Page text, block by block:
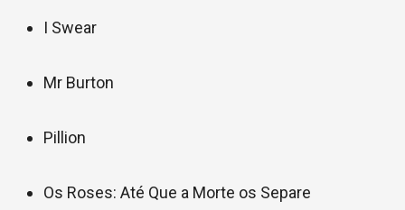
I Swear
Mr Burton
Pillion
Os Roses: Até Que a Morte os Separe